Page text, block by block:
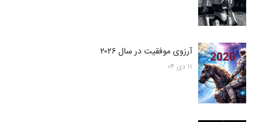
آرزوی موفقیت در سال ۲۰۲۶
۱۱ دی ۰۴